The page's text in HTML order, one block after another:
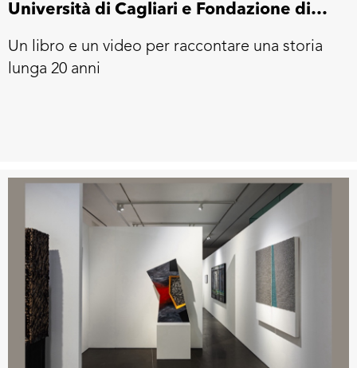
Università di Cagliari e Fondazione di
Un libro e un video per raccontare una storia
lunga 20 anni